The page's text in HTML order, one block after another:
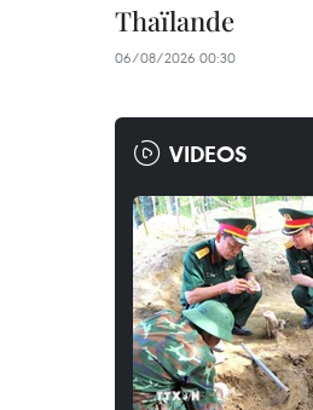
Thaïlande
06/08/2026 00:30
VIDEOS